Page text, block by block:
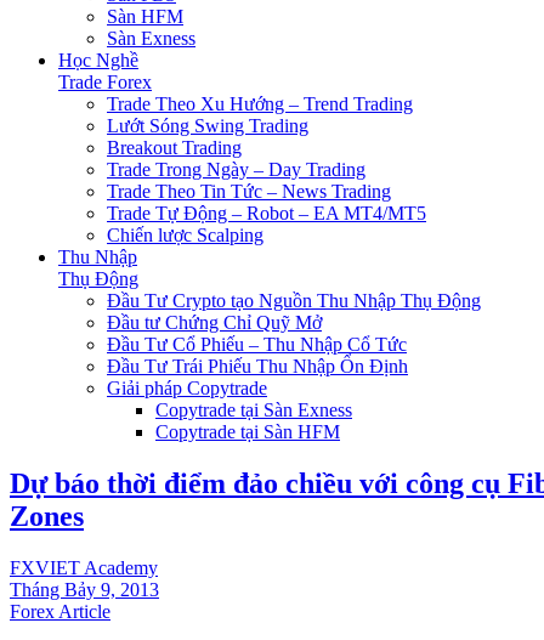
Sàn HFM
Sàn Exness
Học Nghề
Trade Forex
Trade Theo Xu Hướng – Trend Trading
Lướt Sóng Swing Trading
Breakout Trading
Trade Trong Ngày – Day Trading
Trade Theo Tin Tức – News Trading
Trade Tự Động – Robot – EA MT4/MT5
Chiến lược Scalping
Thu Nhập
Thụ Động
Đầu Tư Crypto tạo Nguồn Thu Nhập Thụ Động
Đầu tư Chứng Chỉ Quỹ Mở
Đầu Tư Cổ Phiếu – Thu Nhập Cổ Tức
Đầu Tư Trái Phiếu Thu Nhập Ổn Định
Giải pháp Copytrade
Copytrade tại Sàn Exness
Copytrade tại Sàn HFM
Dự báo thời điểm đảo chiều với công cụ
Zones
FXVIET Academy
Tháng Bảy 9, 2013
Forex Article